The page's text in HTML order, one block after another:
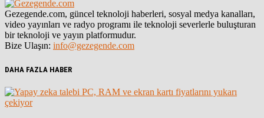
Gezegende.com, güncel teknoloji haberleri, sosyal medya kanalları,
video yayınları ve radyo programı ile teknoloji severlerle buluşturan
bir teknoloji ve yayın platformudur.
Bize Ulaşın: info@gezegende.com
DAHA FAZLA HABER